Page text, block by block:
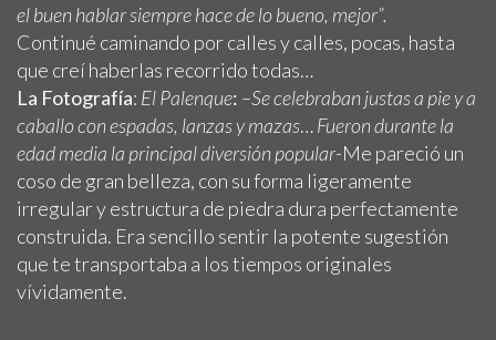
el buen hablar siempre hace de lo bueno, mejor”.
Continué caminando por calles y calles, pocas, hasta
que creí haberlas recorrido todas…
La Fotografía: El Palenque: –Se celebraban justas a pie y a
caballo con espadas, lanzas y mazas…Fueron durante la
edad media la principal diversión popular-Me pareció un
coso de gran belleza, con su forma ligeramente
irregular y estructura de piedra dura perfectamente
construida. Era sencillo sentir la potente sugestión
que te transportaba a los tiempos originales
vívidamente.